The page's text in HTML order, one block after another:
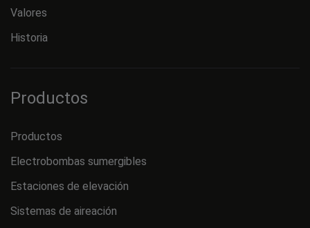
Valores
Historia
Productos
Productos
Electrobombas sumergibles
Estaciones de elevación
Sistemas de aireación